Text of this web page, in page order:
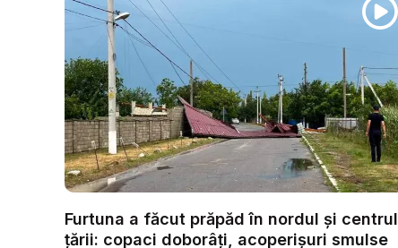
Furtuna a făcut prăpăd în nordul și centrul
țării: copaci doborâți, acoperișuri smulse